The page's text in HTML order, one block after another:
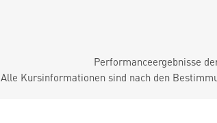
Performanceergebnisse
Alle Kursinformationen sind nach den